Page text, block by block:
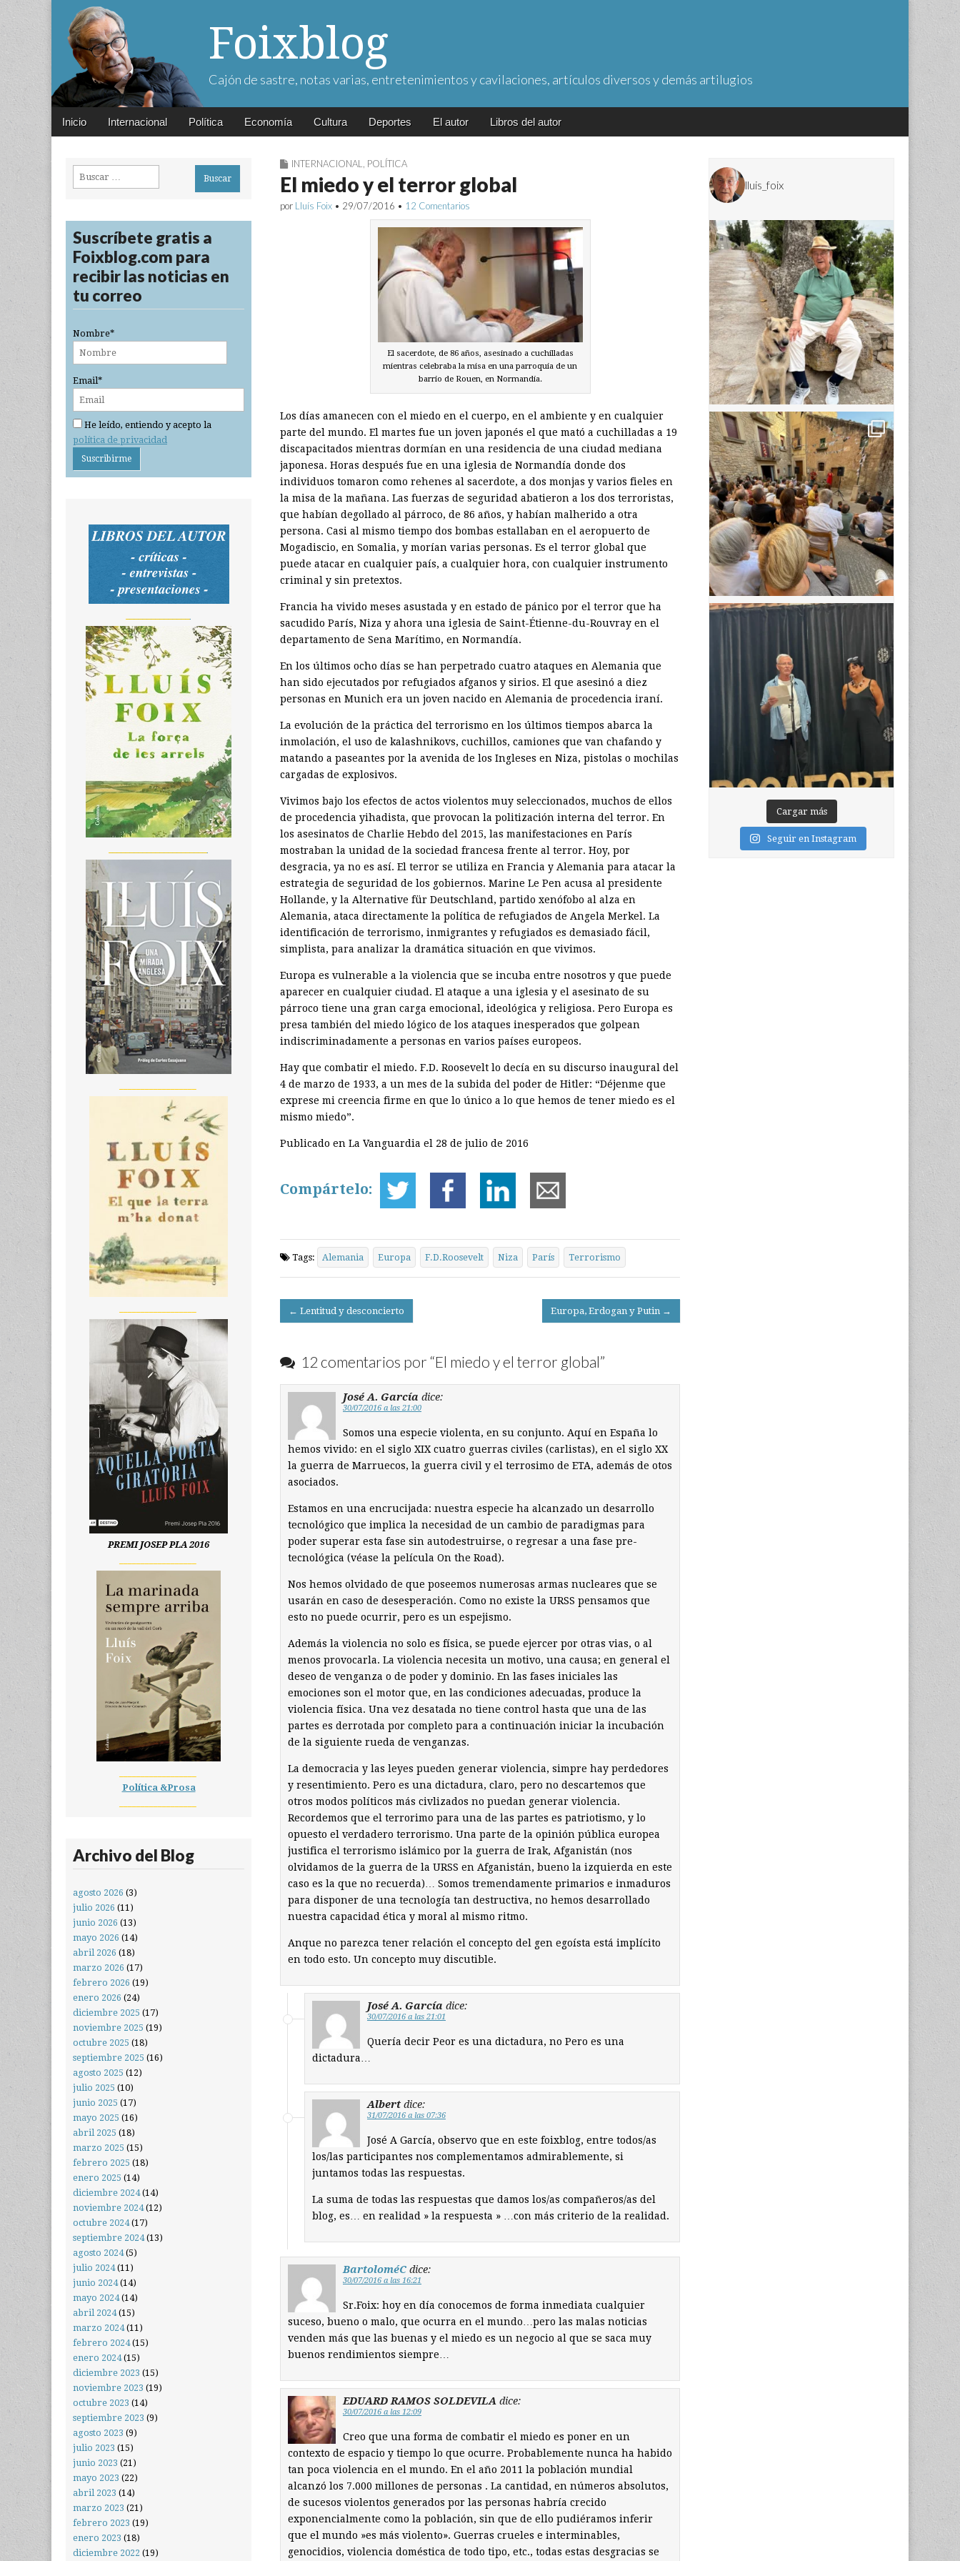
Foixblog
Cajón de sastre, notas varias, entretenimientos y cavilaciones, artículos diversos y demás artilugios
Main
Skip
Inicio Internacional Política Economía Cultura Deportes El autor Libros del autor
INTERNACIONAL POLÍTICA
El miedo y el terror global
por Lluís Foix • 29/07/2016 • 12 Comentarios
El sacerdote, de 86 años, asesinado a cuchilladas
mientras celebraba la misa en una parroquia de un
barrio de Rouen, en Normandía.
Los días amanecen con el miedo en el cuerpo, en el ambiente y en cualquier
parte del mundo. El martes fue un joven japonés el que mató a cuchilladas a 19
discapacitados mientras dormían en una residencia de una ciudad mediana
japonesa. Horas después fue en una iglesia de Normandía donde dos
individuos tomaron como rehenes al sacerdote, a dos monjas y varios fieles en
la misa de la mañana. Las fuerzas de seguridad abatieron a los dos terroristas,
que habían degollado al párroco, de 86 años, y habían malherido a otra
persona. Casi al mismo tiempo dos bombas estallaban en el aeropuerto de
Mogadiscio, en Somalia, y morían varias personas. Es el terror global que
puede atacar en cualquier país, a cualquier hora, con cualquier instrumento
criminal y sin pretextos.
Francia ha vivido meses asustada y en estado de pánico por el terror que ha
sacudido París, Niza y ahora una iglesia de Saint-Étienne-du-Rouvray en el
departamento de Sena Marítimo, en Normandía.
En los últimos ocho días se han perpetrado cuatro ataques en Alemania que
han sido ejecutados por refugiados afganos y sirios. El que asesinó a diez
personas en Munich era un joven nacido en Alemania de procedencia iraní.
La evolución de la práctica del terrorismo en los últimos tiempos abarca la
inmolación, el uso de kalashnikovs, cuchillos, camiones que van chafando y
matando a paseantes por la avenida de los Ingleses en Niza, pistolas o mochilas
cargadas de explosivos.
Vivimos bajo los efectos de actos violentos muy seleccionados, muchos de ellos
de procedencia yihadista, que provocan la politización interna del terror. En
los asesinatos de Charlie Hebdo del 2015, las manifestaciones en París
mostraban la unidad de la sociedad francesa frente al terror. Hoy, por
desgracia, ya no es así. El terror se utiliza en Francia y Alemania para atacar la
estrategia de seguridad de los gobiernos. Marine Le Pen acusa al presidente
Hollande, y la Alternative für Deutschland, partido xenófobo al alza en
Alemania, ataca directamente la política de refugiados de Angela Merkel. La
identificación de terrorismo, inmigrantes y refugiados es demasiado fácil,
simplista, para analizar la dramática situación en que vivimos.
Europa es vulnerable a la violencia que se incuba entre nosotros y que puede
aparecer en cualquier ciudad. El ataque a una iglesia y el asesinato de su
párroco tiene una gran carga emocional, ideológica y religiosa. Pero Europa es
presa también del miedo lógico de los ataques inesperados que golpean
indiscriminadamente a personas en varios países europeos.
Hay que combatir el miedo. F.D. Roosevelt lo decía en su discurso inaugural del
4 de marzo de 1933, a un mes de la subida del poder de Hitler: “Déjenme que
exprese mi creencia firme en que lo único a lo que hemos de tener miedo es el
mismo miedo”.
Publicado en La Vanguardia el 28 de julio de 2016
Compártelo:
Tags: Alemania Europa F.D.Roosevelt Niza París Terrorismo
Post
navigation
← Lentitud y desconcierto Europa, Erdogan y Putin →
12 comentarios por “El miedo y el terror global”
José A. García dice:
30/07/2016 a las 21:00
Somos una especie violenta, en su conjunto. Aquí en España lo
hemos vivido: en el siglo XIX cuatro guerras civiles (carlistas), en el siglo XX
la guerra de Marruecos, la guerra civil y el terrosimo de ETA, además de otos
asociados.
Estamos en una encrucijada: nuestra especie ha alcanzado un desarrollo
tecnológico que implica la necesidad de un cambio de paradigmas para
poder superar esta fase sin autodestruirse, o regresar a una fase pre-
tecnológica (véase la película On the Road).
Nos hemos olvidado de que poseemos numerosas armas nucleares que se
usarán en caso de desesperación. Como no existe la URSS pensamos que
esto no puede ocurrir, pero es un espejismo.
Además la violencia no solo es física, se puede ejercer por otras vias, o al
menos provocarla. La violencia necesita un motivo, una causa; en general el
deseo de venganza o de poder y dominio. En las fases iniciales las
emociones son el motor que, en las condiciones adecuadas, produce la
violencia física. Una vez desatada no tiene control hasta que una de las
partes es derrotada por completo para a continuación iniciar la incubación
de la siguiente rueda de venganzas.
La democracia y las leyes pueden generar violencia, simpre hay perdedores
y resentimiento. Pero es una dictadura, claro, pero no descartemos que
otros modos políticos más civlizados no puedan generar violencia.
Recordemos que el terrorimo para una de las partes es patriotismo, y lo
opuesto el verdadero terrorismo. Una parte de la opinión pública europea
justifica el terrorismo islámico por la guerra de Irak, Afganistán (nos
olvidamos de la guerra de la URSS en Afganistán, bueno la izquierda en este
caso es la que no recuerda)… Somos tremendamente primarios e inmaduros
para disponer de una tecnología tan destructiva, no hemos desarrollado
nuestra capacidad ética y moral al mismo ritmo.
Anque no parezca tener relación el concepto del gen egoísta está implícito
en todo esto. Un concepto muy discutible.
José A. García dice:
30/07/2016 a las 21:01
Quería decir Peor es una dictadura, no Pero es una
dictadura…
Albert dice:
31/07/2016 a las 07:36
José A García, observo que en este foixblog, entre todos/as
los/las participantes nos complementamos admirablemente, si
juntamos todas las respuestas.
La suma de todas las respuestas que damos los/as compañeros/as del
blog, es… en realidad » la respuesta » …con más criterio de la realidad.
BartoloméC dice:
30/07/2016 a las 16:21
Sr.Foix: hoy en día conocemos de forma inmediata cualquier
suceso, bueno o malo, que ocurra en el mundo…pero las malas noticias
venden más que las buenas y el miedo es un negocio al que se saca muy
buenos rendimientos siempre…
EDUARD RAMOS SOLDEVILA dice:
30/07/2016 a las 12:09
Creo que una forma de combatir el miedo es poner en un
contexto de espacio y tiempo lo que ocurre. Probablemente nunca ha habido
tan poca violencia en el mundo. En el año 2011 la población mundial
alcanzó los 7.000 millones de personas . La cantidad, en números absolutos,
de sucesos violentos generados por las personas habría crecido
exponencialmente como la población, sin que de ello pudiéramos inferir
que el mundo »es más violento». Guerras crueles e interminables,
genocidios, violencia doméstica de todo tipo, etc., todas estas desgracias se
Buscar:
Suscríbete gratis a
Foixblog.com para
recibir las noticias en
tu correo
Nombre*
Email*
He leído, entiendo y acepto la
política de privacidad
PREMI JOSEP PLA 2016
Política &Prosa
Archivo del Blog
agosto 2026 (3)
julio 2026 (11)
junio 2026 (13)
mayo 2026 (14)
abril 2026 (18)
marzo 2026 (17)
febrero 2026 (19)
enero 2026 (24)
diciembre 2025 (17)
noviembre 2025 (19)
octubre 2025 (18)
septiembre 2025 (16)
agosto 2025 (12)
julio 2025 (10)
junio 2025 (17)
mayo 2025 (16)
abril 2025 (18)
marzo 2025 (15)
febrero 2025 (18)
enero 2025 (14)
diciembre 2024(14)
noviembre 2024(12)
octubre 2024(17)
septiembre 2024(13)
agosto 2024(5)
julio 2024(11)
junio 2024(14)
mayo 2024(14)
abril 2024(15)
marzo 2024(11)
febrero 2024(15)
enero 2024(15)
diciembre 2023 (15)
noviembre 2023 (19)
octubre 2023 (14)
septiembre 2023 (9)
agosto 2023 (9)
julio 2023 (15)
junio 2023 (21)
mayo 2023 (22)
abril 2023 (14)
marzo 2023 (21)
febrero 2023 (19)
enero 2023 (18)
diciembre 2022 (19)
lluis_foix
Cargar más
Seguir en Instagram